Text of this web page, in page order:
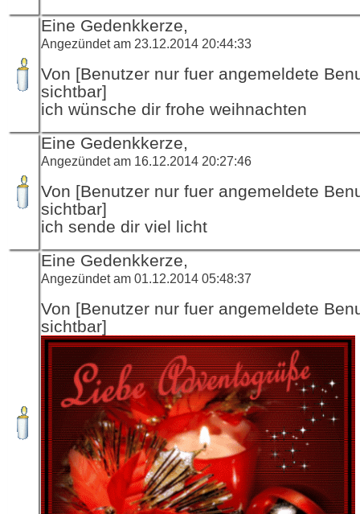
Eine Gedenkkerze,
Angezündet am 23.12.2014 20:44:33
Von [Benutzer nur fuer angemeldete
sichtbar]
ich wünsche dir frohe weihnachten
Eine Gedenkkerze,
Angezündet am 16.12.2014 20:27:46
Von [Benutzer nur fuer angemeldete
sichtbar]
ich sende dir viel licht
Eine Gedenkkerze,
Angezündet am 01.12.2014 05:48:37
Von [Benutzer nur fuer angemeldete
sichtbar]